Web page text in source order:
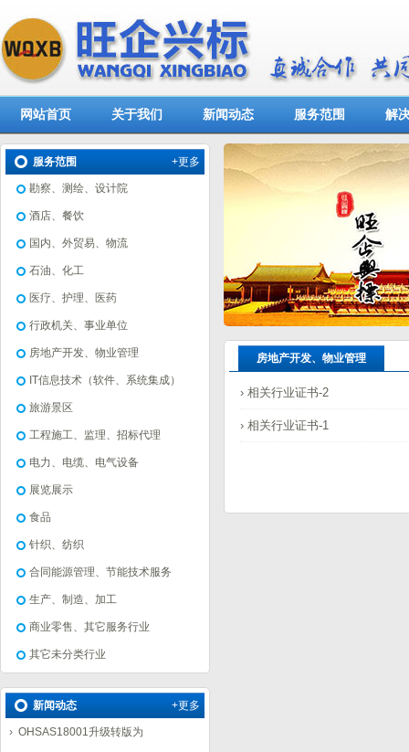
网站首页 关于我们 新闻动态 服务范围 解
+更多
服务范围
勘察、测绘、设计院
酒店、餐饮
国内、外贸易、物流
石油、化工
医疗、护理、医药
行政机关、事业单位
房地产开发、物业管理
IT信息技术（软件、系统集成）
旅游景区
工程施工、监理、招标代理
电力、电缆、电气设备
展览展示
食品
针织、纺织
合同能源管理、节能技术服务
生产、制造、加工
商业零售、其它服务行业
其它未分类行业
+更多
新闻动态
› OHSAS18001升级转版为
房地产开发、物业管理
› 相关行业证书-2
› 相关行业证书-1